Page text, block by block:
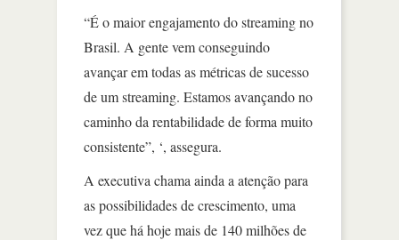
“É o maior engajamento do streaming no
Brasil. A gente vem conseguindo
avançar em todas as métricas de sucesso
de um streaming. Estamos avançando no
caminho da rentabilidade de forma muito
consistente”, ‘, assegura.
A executiva chama ainda a atenção para
as possibilidades de crescimento, uma
vez que há hoje mais de 140 milhões de